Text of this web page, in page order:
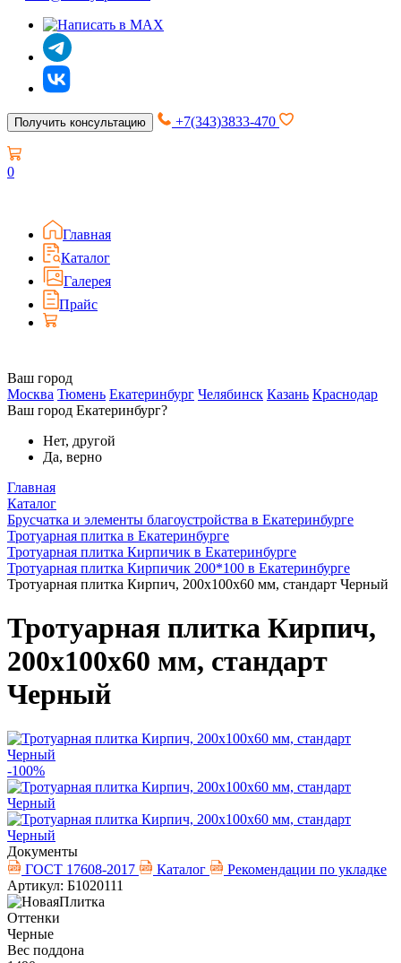
Получить консультацию +7(343)3833-470
0
Главная
Каталог
Галерея
Прайс
Ваш город
Москва Тюмень Екатеринбург Челябинск Казань Краснодар
Ваш город Екатеринбург?
Нет, другой
Да, верно
Главная
Каталог
Брусчатка и элементы благоустройства в Екатеринбурге
Тротуарная плитка в Екатеринбурге
Тротуарная плитка Кирпичик в Екатеринбурге
Тротуарная плитка Кирпичик 200*100 в Екатеринбурге
Тротуарная плитка Кирпич, 200х100х60 мм, стандарт Черный
Тротуарная плитка Кирпич,
200х100х60 мм, стандарт
Черный
-100%
Документы
ГОСТ 17608-2017
Каталог
Рекомендации по укладке
Артикул: Б1020111
Оттенки
Черные
Вес поддона